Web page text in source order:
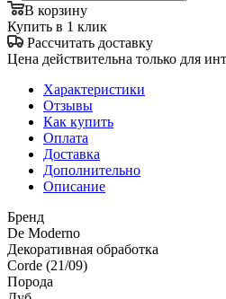
В корзину
Купить в 1 клик
Рассчитать доставку
Цена действительна только для
Характеристики
Отзывы
Как купить
Оплата
Доставка
Дополнительно
Описание
Бренд
De Moderno
Декоративная обработка
Corde (21/09)
Порода